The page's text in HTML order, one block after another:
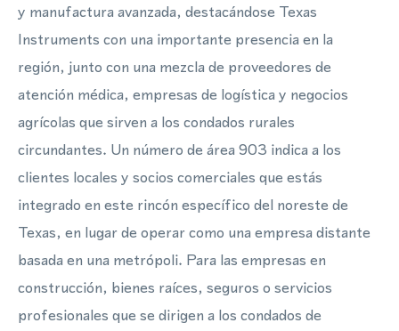
y manufactura avanzada, destacándose Texas
Instruments con una importante presencia en la
región, junto con una mezcla de proveedores de
atención médica, empresas de logística y negocios
agrícolas que sirven a los condados rurales
circundantes. Un número de área 903 indica a los
clientes locales y socios comerciales que estás
integrado en este rincón específico del noreste de
Texas, en lugar de operar como una empresa distante
basada en una metrópoli. Para las empresas en
construcción, bienes raíces, seguros o servicios
profesionales que se dirigen a los condados de